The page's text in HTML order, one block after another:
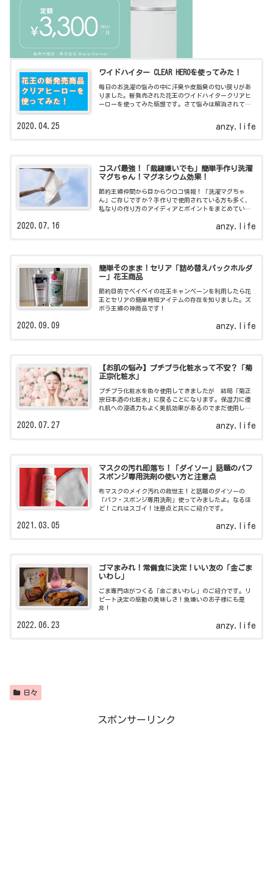
ワイドハイター CLEAR HEROを使ってみた！
毎日のお洗濯の悩みの中に汗臭や皮脂臭の匂い戻りがあ
りました。新発売された花王のワイドハイタークリアヒ
ーローを使ってみた感想です。さて悩みは解消されてる
anzy.life
2020.04.25
コスパ最強！「裁縫嫌いでも」簡単手作り洗濯
マグちゃん！マグネシウム効果！
節約主婦仲間から目からウロコ情報！「洗濯マグちゃ
ん」ご存じですか？手作りで使用されている方も多く、
私なりの作り方のアイディアとポイントをまとめていま
anzy.life
2020.07.16
簡単そのまま！セリア「詰め替えパックホルダ
ー」花王商品
節約目的でペイペイの花王キャンペーンを利用したら花
王とセリアの簡単時短アイテムの存在を知りました。ズ
ボラ主婦の神商品です！
anzy.life
2020.09.09
【お肌の悩み】プチプラ化粧水って不安？「菊
正宗化粧水」
プチプラ化粧水を色々使用してきましたが 結局「菊正
宗日本酒の化粧水」に戻ることになります。保湿力に優
れ肌への浸透力もよく美肌効果があるのでまだ使用した
anzy.life
2020.07.27
マスクの汚れ即落ち！「ダイソー」話題のパフ
スポンジ専用洗剤の使い方と注意点
布マスクのメイク汚れの救世主！と話題のダイソーの
「パフ・スポンジ専用洗剤」使ってみましたよ。なるほ
ど！これはスゴイ！注意点と共にご紹介です。
anzy.life
2021.03.05
ゴマまみれ！常備食に決定！いい友の「金ごま
いわし」
ごま専門店がつくる「金ごまいわし」のご紹介です。リ
ピート決定の感動の美味しさ！魚嫌いのお子様にも是
非！
anzy.life
2022.06.23
日々
スポンサーリンク